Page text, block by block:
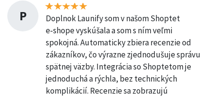
P
Doplnok Launify som v našom Shoptet
e‑shope vyskúšala a som s ním veľmi
spokojná. Automaticky zbiera recenzie od
zákazníkov, čo výrazne zjednodušuje správu
spätnej väzby. Integrácia so Shoptetom je
jednoduchá a rýchla, bez technických
komplikácií. Recenzie sa zobrazujú